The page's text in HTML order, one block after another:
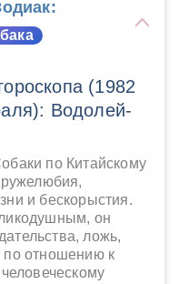
(1982
Водолей-
по Китайскому
и бескорыстия.
он
ложь,
по отношению к